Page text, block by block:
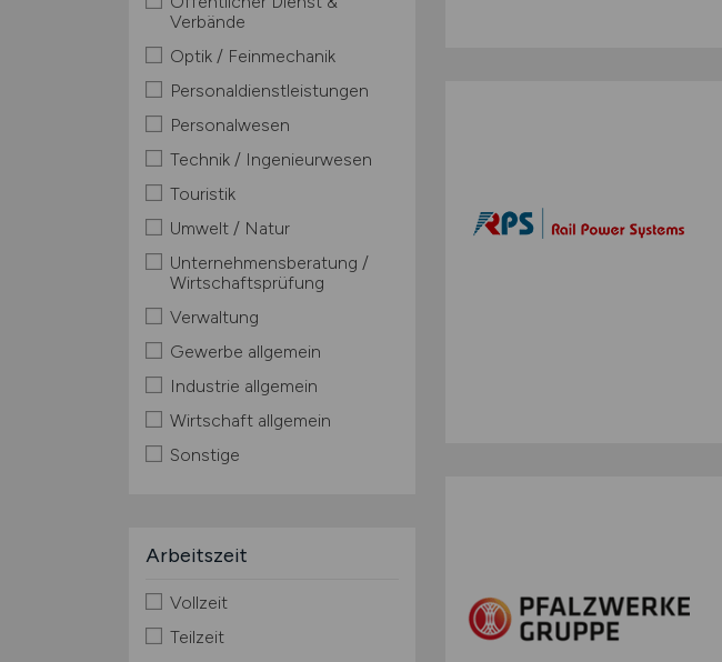
Verbände
Optik / Feinmechanik
Personaldienstleistungen
Personalwesen
Technik / Ingenieurwesen
Touristik
Umwelt / Natur
Unternehmensberatung /
Wirtschaftsprüfung
Verwaltung
Gewerbe allgemein
Industrie allgemein
Wirtschaft allgemein
Sonstige
Arbeitszeit
Vollzeit
Teilzeit